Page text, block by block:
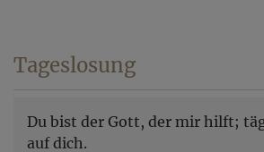
Tageslosung
Du bist der Gott, der mir hilft;
auf dich.